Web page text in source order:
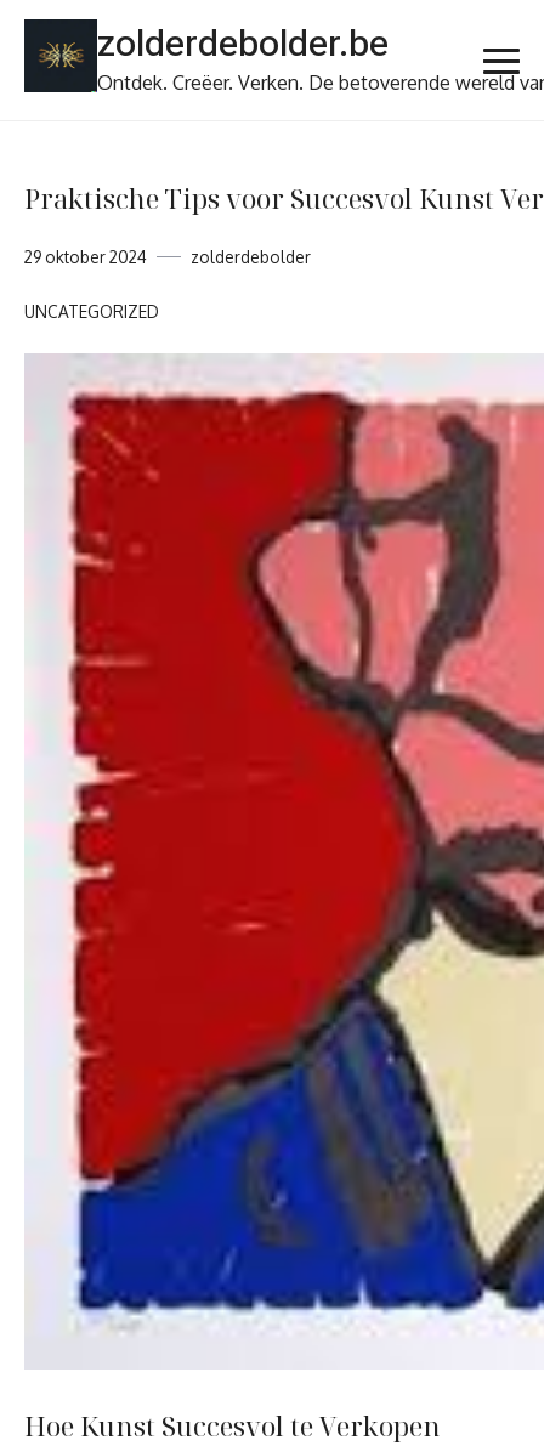
zolderdebolder.be
Ontdek. Creëer. Verken. De betoverende wereld
Praktische Tips voor Succesvol Kunst
29 oktober 2024 zolderdebolder
UNCATEGORIZED
Hoe Kunst Succesvol te Verkopen